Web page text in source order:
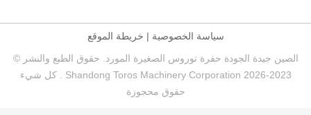
سياسة الخصوصية|خريطة الموقع
الصين جيدة الجودة حفرة توروس الصغيرة المورد. حقوق الطبع والنشر ©
2023-2026 Shandong Toros Machinery Corporation . كل شيء
حقوق محجوزة